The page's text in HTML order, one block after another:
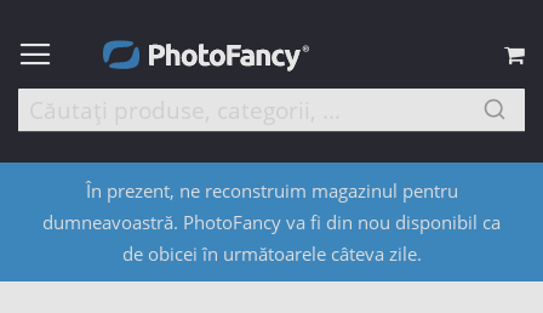
În prezent, ne reconstruim magazinul pentru
dumneavoastră. PhotoFancy va fi din nou disponibil ca
de obicei în următoarele câteva zile.